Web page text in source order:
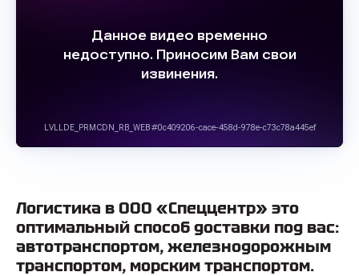
Логистика в ООО «Спеццентр» это
оптимальный способ доставки под вас:
автотранспортом, железнодорожным
транспортом, морским транспортом.